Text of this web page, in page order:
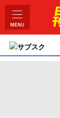
サブスク